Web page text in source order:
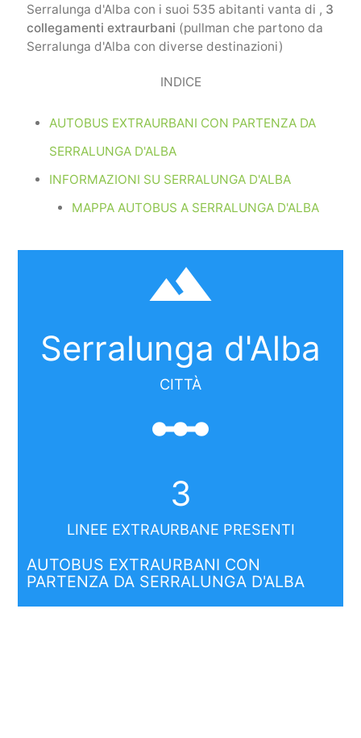
Serralunga d'Alba con i suoi 535 abitanti vanta di , 3
collegamenti extraurbani (pullman che partono da
Serralunga d'Alba con diverse destinazioni)
INDICE
AUTOBUS EXTRAURBANI CON PARTENZA DA
SERRALUNGA D'ALBA
INFORMAZIONI SU SERRALUNGA D'ALBA
MAPPA AUTOBUS A SERRALUNGA D'ALBA
filter_hdr
Serralunga d'Alba
CITTÀ
linear_scale
3
LINEE EXTRAURBANE PRESENTI
AUTOBUS EXTRAURBANI CON
PARTENZA DA SERRALUNGA D'ALBA